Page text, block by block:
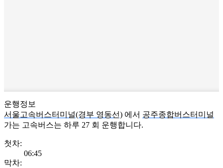
운행정보
서울고속버스터미널(경부 영동선) 에서 공주종합버스터미널
가는 고속버스는 하루 27 회 운행합니다.
첫차:
06:45
막차: